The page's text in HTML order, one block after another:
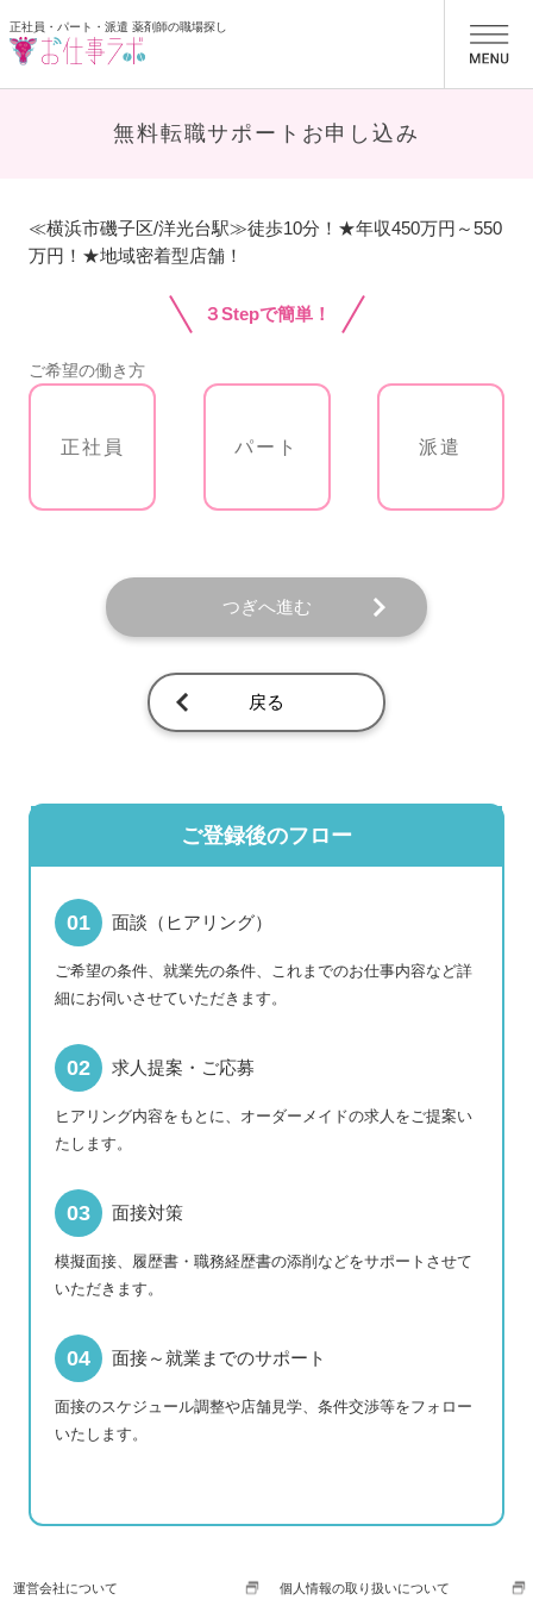
正社員・パート・派遣 薬剤師の職場探し
無料転職サポートお申し込み
≪横浜市磯子区/洋光台駅≫徒歩10分！★年収450万円～550
万円！★地域密着型店舗！
３Stepで簡単！
ご希望の働き方
正社員 パート 派遣
つぎへ進む
戻る
ご登録後のフロー
面談（ヒアリング）
ご希望の条件、就業先の条件、これまでのお仕事内容など詳
細にお伺いさせていただきます。
求人提案・ご応募
ヒアリング内容をもとに、オーダーメイドの求人をご提案い
たします。
面接対策
模擬面接、履歴書・職務経歴書の添削などをサポートさせて
いただきます。
面接～就業までのサポート
面接のスケジュール調整や店舗見学、条件交渉等をフォロー
いたします。
運営会社について 個人情報の取り扱いについて